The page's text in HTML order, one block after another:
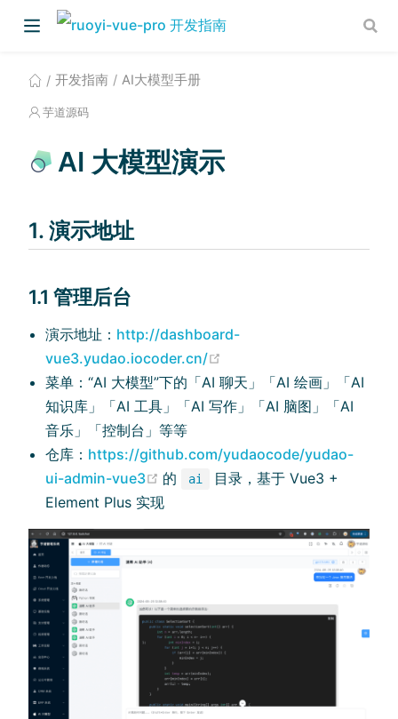
开发指南 AI大模型手册
芋道源码
AI 大模型演示
1. 演示地址
1.1 管理后台
演示地址： http://dashboard-
vue3.yudao.iocoder.cn/
菜单：“AI 大模型”下的「AI 聊天」「AI 绘画」「AI
知识库」「AI 工具」「AI 写作」「AI 脑图」「AI
音乐」「控制台」等等
仓库： https://github.com/yudaocode/yudao-
ui-admin-vue3
(opens new window)
的 ai
目录，基于 Vue3 +
Element Plus 实现